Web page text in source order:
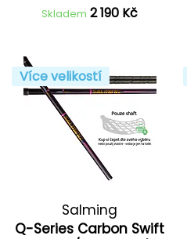
Skladem 2 190 Kč
Více velikostí
Salming
Q-Series Carbon Swift